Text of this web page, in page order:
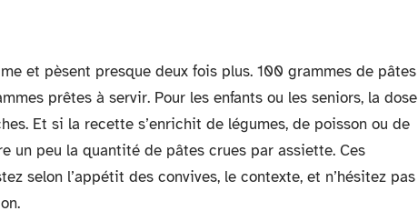
et pèsent presque deux fois plus. 100 grammes de pâtes
prêtes à servir. Pour les enfants ou les seniors, la dose
Et si la recette s’enrichit de légumes, de poisson ou de
un peu la quantité de pâtes crues par assiette. Ces
selon l’appétit des convives, le contexte, et n’hésitez pas